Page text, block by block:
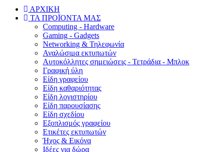
ΑΡΧΙΚΗ
ΤΑ ΠΡΟΪΟΝΤΑ ΜΑΣ
Computing - Hardware
Gaming - Gadgets
Networking & Τηλεφωνία
Αναλώσιμα εκτυπωτών
Aυτοκόλλητες σημειώσεις - Τετράδια - Μπλοκ
Γραφική ύλη
Είδη γραφείου
Είδη καθαριότητας
Είδη λογιστηρίου
Είδη παρουσίασης
Είδη σχεδίου
Εξοπλισμός γραφείου
Ετικέτες εκτυπωτών
Ήχος & Εικόνα
Ιδέες για δώρα